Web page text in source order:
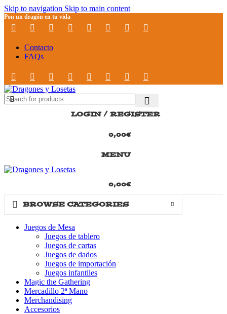
Skip to navigation Skip to main content
Pon un dragón en tu vida
Contacto
FAQs
LOGIN / REGISTER
0,00€
MENU
0,00€
BROWSE CATEGORIES
Juegos de Mesa
Juegos de tablero
Juegos de cartas
Juegos de dados
Juegos de importación
Juegos infantiles
Magic the Gathering
Mercadillo 2ª Mano
Merchandising
Accesorios